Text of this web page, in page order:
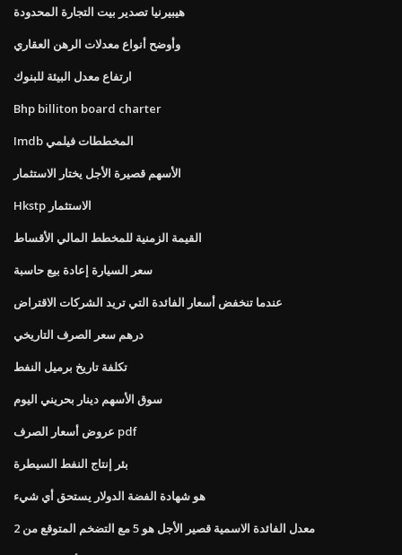
هيبيرنيا تصدير بيت التجارة المحدودة
وأوضح أنواع معدلات الرهن العقاري
ارتفاع معدل البيئة للبنوك
Bhp billiton board charter
Imdb المخططات فيلمي
الأسهم قصيرة الأجل يختار الاستثمار
Hkstp الاستثمار
القيمة الزمنية للمخطط المالي الأقساط
سعر السيارة إعادة بيع حاسبة
عندما تنخفض أسعار الفائدة التي تريد الشركات الاقتراض
درهم سعر الصرف التاريخي
تكلفة تاريخ برميل النفط
سوق الأسهم دينار بحريني اليوم
عروض أسعار الصرف pdf
بئر إنتاج النفط السيطرة
هو شهادة الفضة الدولار يستحق أي شيء
معدل الفائدة الاسمية قصير الأجل هو 5 مع التضخم المتوقع من 2